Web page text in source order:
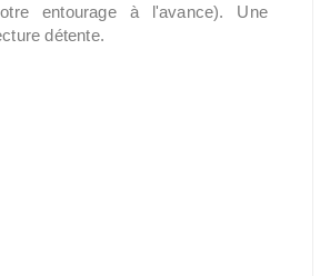
entourage à l'avance). Une
détente.